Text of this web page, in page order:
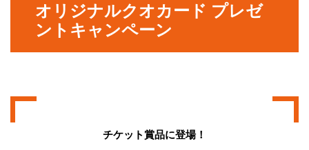
オリジナルクオカード プレゼ
ントキャンペーン
チケット賞品に登場！